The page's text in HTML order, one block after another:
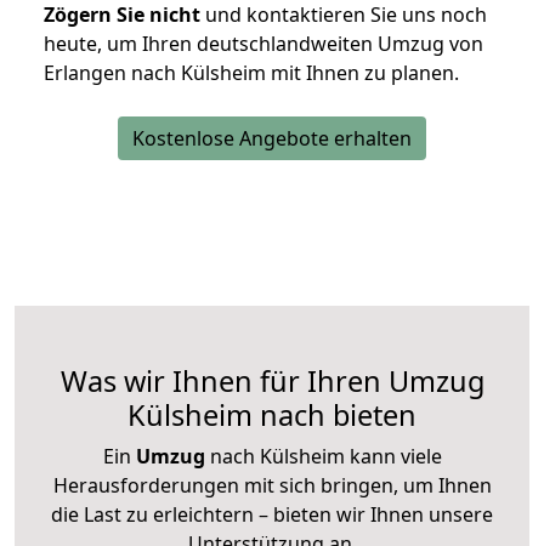
Zögern Sie nicht und kontaktieren Sie uns noch
heute, um Ihren deutschlandweiten Umzug von
Erlangen nach Külsheim mit Ihnen zu planen.
Kostenlose Angebote erhalten
Was wir Ihnen für Ihren Umzug
Külsheim nach bieten
Ein Umzug nach Külsheim kann viele
Herausforderungen mit sich bringen, um Ihnen
die Last zu erleichtern – bieten wir Ihnen unsere